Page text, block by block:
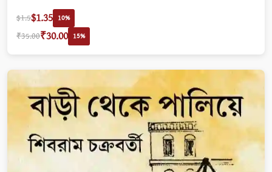
$1.5$1.35 10%
₹35.00₹30.00 15%